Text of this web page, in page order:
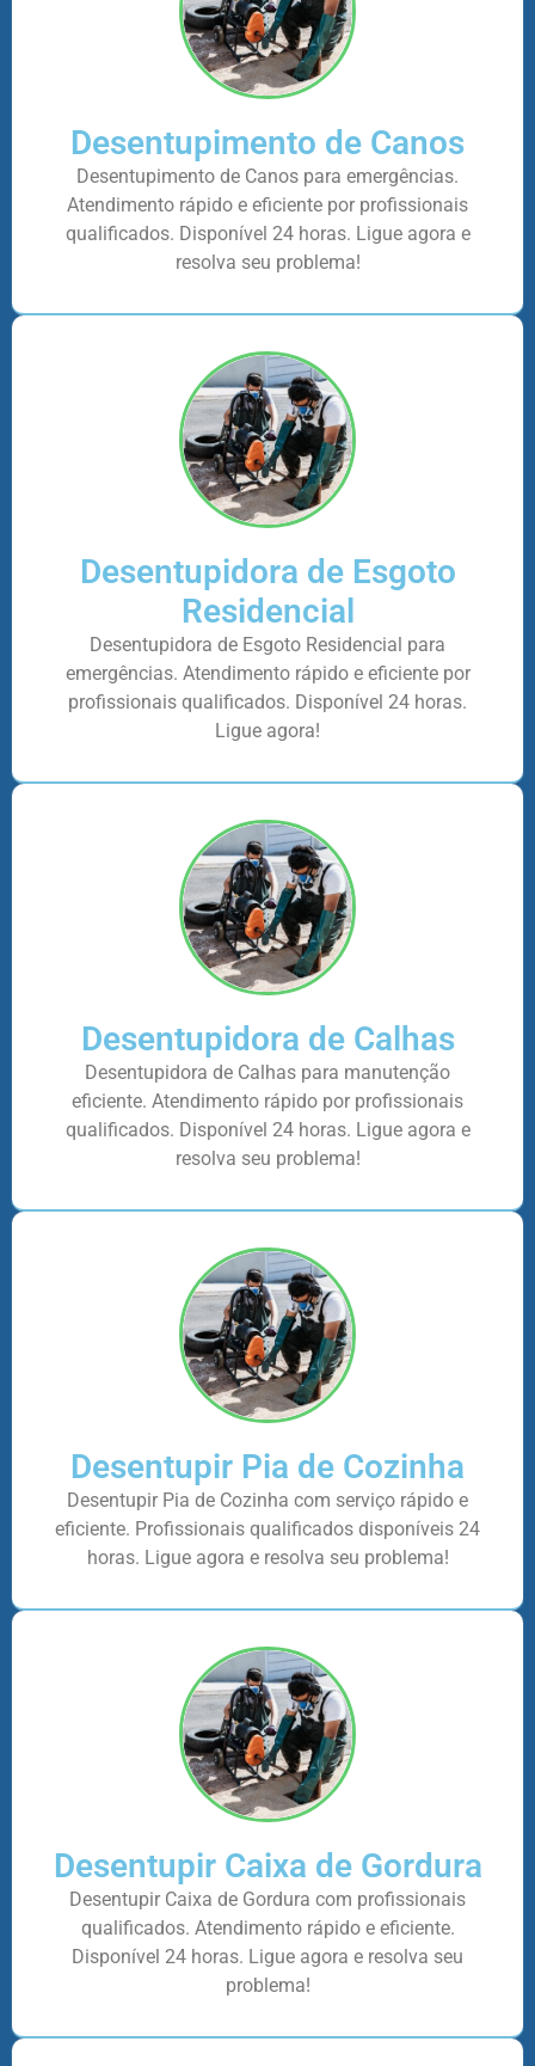
Desentupimento de Canos
Desentupimento de Canos para emergências.
Atendimento rápido e eficiente por profissionais
qualificados. Disponível 24 horas. Ligue agora e
resolva seu problema!
Desentupidora de Esgoto
Residencial
Desentupidora de Esgoto Residencial para
emergências. Atendimento rápido e eficiente por
profissionais qualificados. Disponível 24 horas.
Ligue agora!
Desentupidora de Calhas
Desentupidora de Calhas para manutenção
eficiente. Atendimento rápido por profissionais
qualificados. Disponível 24 horas. Ligue agora e
resolva seu problema!
Desentupir Pia de Cozinha
Desentupir Pia de Cozinha com serviço rápido e
eficiente. Profissionais qualificados disponíveis 24
horas. Ligue agora e resolva seu problema!
Desentupir Caixa de Gordura
Desentupir Caixa de Gordura com profissionais
qualificados. Atendimento rápido e eficiente.
Disponível 24 horas. Ligue agora e resolva seu
problema!